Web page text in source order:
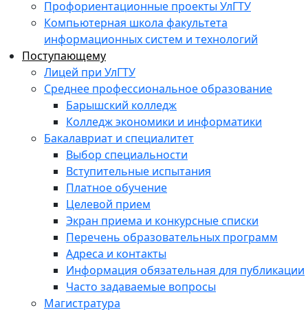
Профориентационные проекты УлГТУ
Компьютерная школа факультета
информационных систем и технологий
Поступающему
Лицей при УлГТУ
Среднее профессиональное образование
Барышский колледж
Колледж экономики и информатики
Бакалавриат и специалитет
Выбор специальности
Вступительные испытания
Платное обучение
Целевой прием
Экран приема и конкурсные списки
Перечень образовательных программ
Адреса и контакты
Информация обязательная для публикации
Часто задаваемые вопросы
Магистратура